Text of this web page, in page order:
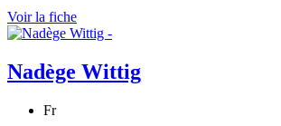
Voir la fiche
Nadège Wittig
Fr